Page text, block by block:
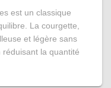
est un classique
La courgette,
et légère sans
la quantité